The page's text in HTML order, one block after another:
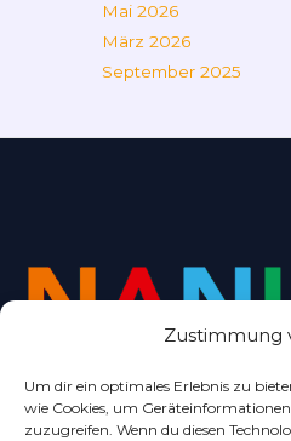
Zustimmung
Um dir ein optimales Erlebnis zu
wie Cookies, um
zuzugreifen. Wenn du diesen
Mai 2026
März 2026
September 2025
Alles rund um Bad Nenndorf